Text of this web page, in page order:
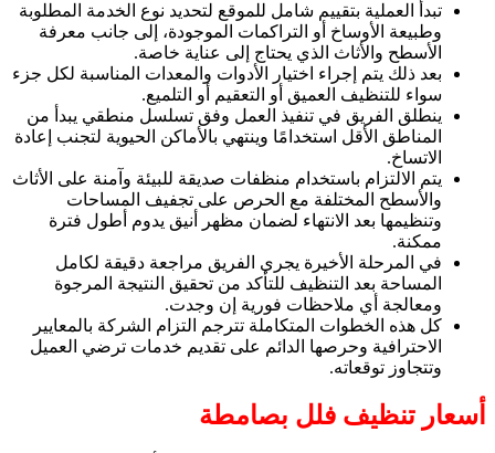
تبدأ العملية بتقييم شامل للموقع لتحديد نوع الخدمة المطلوبة
وطبيعة الأوساخ أو التراكمات الموجودة، إلى جانب معرفة
الأسطح والأثاث الذي يحتاج إلى عناية خاصة.
بعد ذلك يتم إجراء اختيار الأدوات والمعدات المناسبة لكل جزء
سواء للتنظيف العميق أو التعقيم أو التلميع.
ينطلق الفريق في تنفيذ العمل وفق تسلسل منطقي يبدأ من
المناطق الأقل استخدامًا وينتهي بالأماكن الحيوية لتجنب إعادة
الاتساخ.
يتم الالتزام باستخدام منظفات صديقة للبيئة وآمنة على الأثاث
والأسطح المختلفة مع الحرص على تجفيف المساحات
وتنظيمها بعد الانتهاء لضمان مظهر أنيق يدوم أطول فترة
ممكنة.
في المرحلة الأخيرة يجري الفريق مراجعة دقيقة لكامل
المساحة بعد التنظيف للتأكد من تحقيق النتيجة المرجوة
ومعالجة أي ملاحظات فورية إن وجدت.
كل هذه الخطوات المتكاملة تترجم التزام الشركة بالمعايير
الاحترافية وحرصها الدائم على تقديم خدمات ترضي العميل
وتتجاوز توقعاته.
أسعار تنظيف فلل بصامطة